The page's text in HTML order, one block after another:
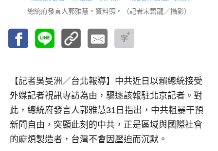
總統府發言人郭雅慧。資料照。（記者宋碧龍／攝影）
【記者吳旻洲／台北報導】 中共近日以賴總統接受
外媒記者視訊專訪為由，驅逐該報駐北京記者。對
此，總統府發言人郭雅慧31日指出，中共粗暴干預
新聞自由，突顯此刻的中共，正是區域與國際社會
的麻煩製造者，台灣不會因壓迫而沉默。